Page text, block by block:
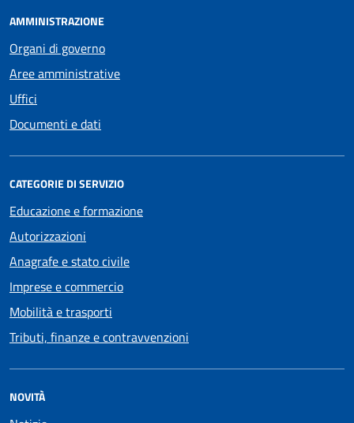
AMMINISTRAZIONE
Organi di governo
Aree amministrative
Uffici
Documenti e dati
CATEGORIE DI SERVIZIO
Educazione e formazione
Autorizzazioni
Anagrafe e stato civile
Imprese e commercio
Mobilità e trasporti
Tributi, finanze e contravvenzioni
NOVITÀ